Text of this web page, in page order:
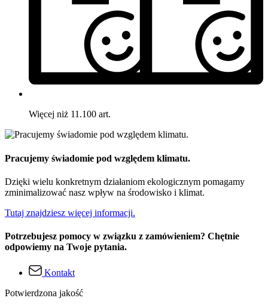
Więcej niż 11.100 art.
Pracujemy świadomie pod względem klimatu.
Dzięki wielu konkretnym działaniom ekologicznym pomagamy
zminimalizować nasz wpływ na środowisko i klimat.
Tutaj znajdziesz więcej informacji.
Potrzebujesz pomocy w związku z zamówieniem? Chętnie
odpowiemy na Twoje pytania.
Kontakt
Potwierdzona jakość